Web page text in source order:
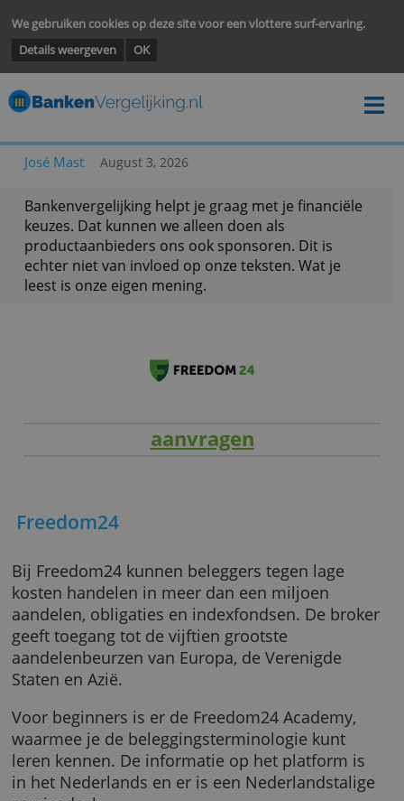
We gebruiken cookies op deze site voor een vlottere surf-
Details weergeven
Bankenvergelijking helpt je graag met je
keuzes. Dat kunnen we alleen doen als
productaanbieders ons ook sponsoren. Dit is
echter niet van invloed op onze teksten. Wat je
Freedom24
Bij Freedom24 kunnen beleggers tegen lage
kosten handelen in meer dan een miljoen
geeft toegang tot de vijftien grootste
aandelenbeurzen van Europa, de Verenigde
Staten en Azië.